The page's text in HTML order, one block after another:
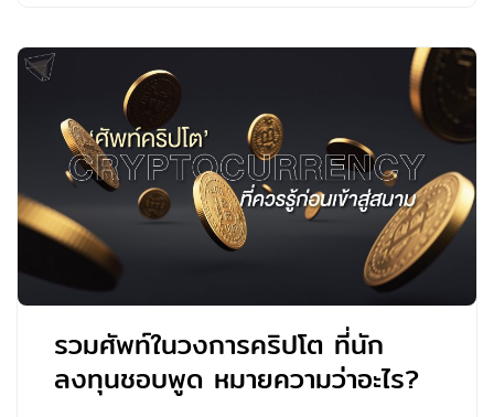
รวมศัพท์ในวงการคริปโต ที่นัก
ลงทุนชอบพูด หมายความว่าอะไร?